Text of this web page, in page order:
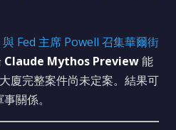
Fed 主席 Powell 召集華爾街
Claude Mythos Preview能
廈完整案件尚未定案。結果可
關係。